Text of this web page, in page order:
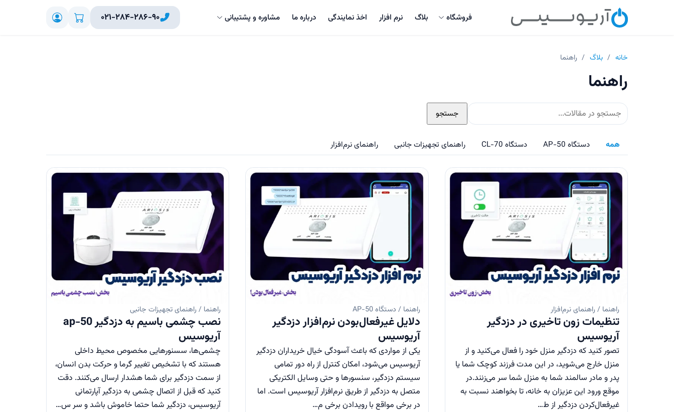
فروشگاه بلاگ نرم افزار اخذ نمایندگی درباره ما مشاوره و پشتیبانی ۰۲۱-۲۸۴-۲۸۶-۹۰
خانه / بلاگ / راهنما
راهنما
جستجو
همه دستگاه AP-50 دستگاه CL-70 راهنمای تجهیزات جانبی راهنمای نرم‌افزار
راهنما / راهنمای نرم‌افزار
تنظیمات زون تاخیری در دزدگیر
آریوسیس
تصور کنید که دزدگیر منزل خود را فعال می‌کنید و از
منزل خارج می‌شوید، در این مدت فرزند کوچک شما یا
پدر و مادر سالمند شما به منزل شما سر می‌زنند.در
موقع ورود این عزیزان به خانه، تا بخواهند نسبت به
غیر‌فعال‌کردن دزدگیر از ط…
راهنما / دستگاه AP-50
دلایل غیرفعال‌بودن نرم‌افزار دزدگیر
آریوسیس
یکی از مواردی که باعث آسودگی خیال خریداران دزدگیر
آریوسیس می‌شود، امکان کنترل از راه دور تمامی
سیستم دزدگیر، سنسور‌ها و حتی وسایل الکتریکی
متصل به دزدگیر از طریق نرم‌افزار آریوسیس است. اما
در برخی مواقع با رویدادن برخی م…
راهنما / راهنمای تجهیزات جانبی
نصب چشمی باسیم به دزدگیر ap-50
آریوسیس
چشمی‌ها، سسنور‌هایی مخصوص محیط داخلی
هستند که با تشخیص تغییر گرما و حرکت بدن انسان،
از سمت دزدگیر برای شما هشدار ارسال می‌کنند. دقت
کنید که قبل از اتصال چشمی به دزدگیر آپارتمانی
آریوسیس، دزدگیر شما حتما خاموش باشد و سر س…